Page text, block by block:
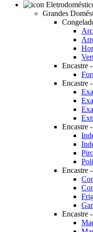
Grandes
Encastre
Encastre
Encastre
Encastre
Encastre